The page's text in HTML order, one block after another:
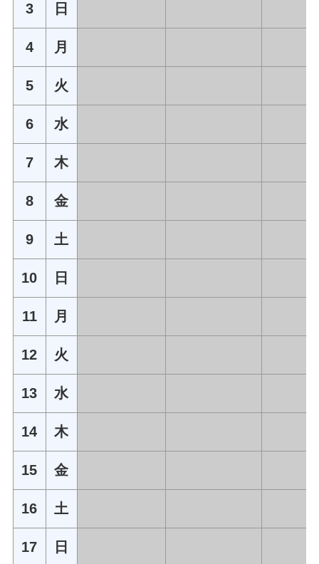
3 日
4 月
5 火
6 水
7 木
8 金
9 土
10 日
11 月
12 火
13 水
14 木
15 金
16 土
17 日